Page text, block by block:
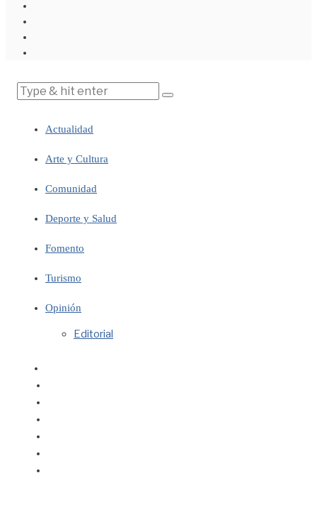
Actualidad
Arte y Cultura
Comunidad
Deporte y Salud
Fomento
Turismo
Opinión
Editorial